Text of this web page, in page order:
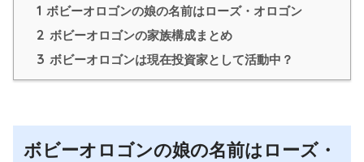
1 ボビーオロゴンの娘の名前はローズ・オロゴン
2 ボビーオロゴンの家族構成まとめ
3 ボビーオロゴンは現在投資家として活動中？
ボビーオロゴンの娘の名前はローズ・